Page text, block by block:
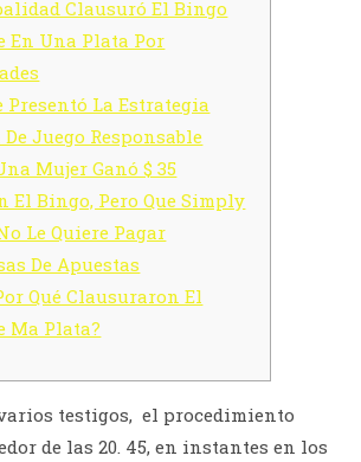
Clausuró El Bingo
En Una Plata Por
Presentó La Estrategia
Juego Responsable
Mujer Ganó $ 35
El Bingo, Pero Que Simply
Le Quiere Pagar
De Apuestas
Qué Clausuraron El
Ma Plata?
testigos, el procedimiento
de las 20. 45, en instantes en los